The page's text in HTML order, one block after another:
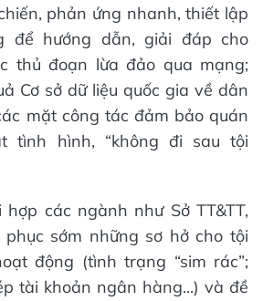
phản ứng nhanh, thiết lập
để hướng dẫn, giải đáp cho
thủ đoạn lừa đảo qua mạng;
Cơ sở dữ liệu quốc gia về dân
mặt công tác đảm bảo quán
tình hình, “không đi sau tội
các ngành như Sở TT&TT,
sớm những sơ hở cho tội
động (tình trạng “sim rác”;
tài khoản ngân hàng...) và đề